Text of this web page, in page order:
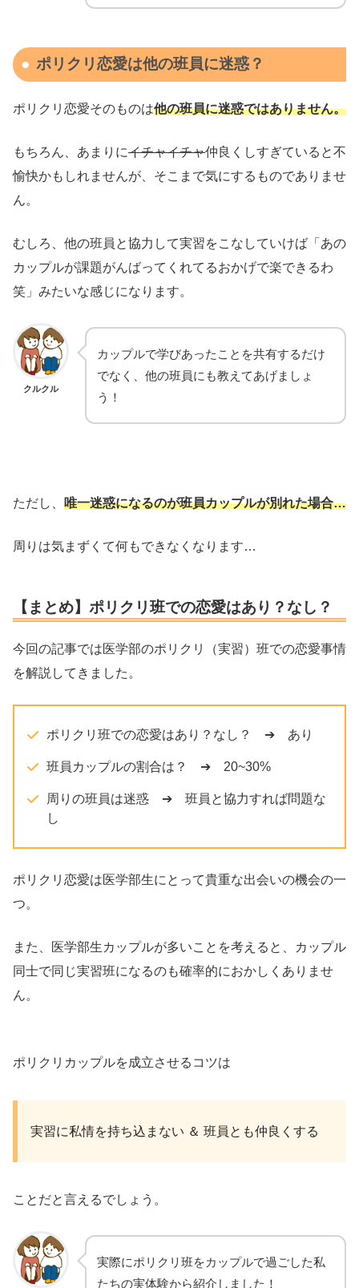
ポリクリ恋愛は他の班員に迷惑？
ポリクリ恋愛そのものは他の班員に迷惑ではありません。
もちろん、あまりにイチャイチャ仲良くしすぎていると不
愉快かもしれませんが、そこまで気にするものでありませ
ん。
むしろ、他の班員と協力して実習をこなしていけば「あの
カップルが課題がんばってくれてるおかげで楽できるわ
笑」みたいな感じになります。
クルクル
カップルで学びあったことを共有するだけ
でなく、他の班員にも教えてあげましょ
う！
ただし、 唯一迷惑になるのが班員カップルが別れた場合…
周りは気まずくて何もできなくなります…
【まとめ】ポリクリ班での恋愛はあり？なし？
今回の記事では医学部のポリクリ（実習）班での恋愛事情
を解説してきました。
ポリクリ班での恋愛はあり？なし？ ➔ あり
班員カップルの割合は？ ➔ 20~30%
周りの班員は迷惑 ➔ 班員と協力すれば問題な
し
ポリクリ恋愛は医学部生にとって貴重な出会いの機会の一
つ。
また、医学部生カップルが多いことを考えると、カップル
同士で同じ実習班になるのも確率的におかしくありませ
ん。
ポリクリカップルを成立させるコツは
実習に私情を持ち込まない ＆ 班員とも仲良くする
ことだと言えるでしょう。
実際にポリクリ班をカップルで過ごした私
たちの実体験から紹介しました！